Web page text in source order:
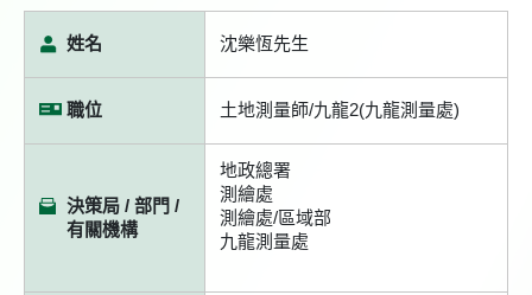
姓名 沈樂恆先生
職位 土地測量師/九龍2(九龍測量處)
決策局 / 部門 /
有關機構
地政總署
測繪處
測繪處/區域部
九龍測量處